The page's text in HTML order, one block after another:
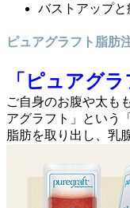
バストアップ
ピュアグラフト脂肪
「ピュアグ
ご自身のお腹や太も
アグラフト」という「
脂肪を取り出し、乳